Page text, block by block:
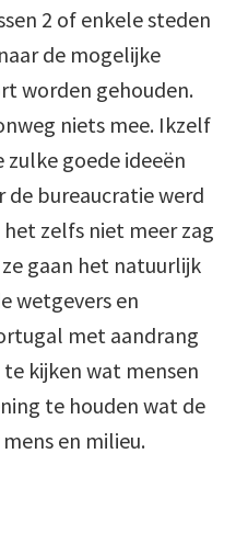
2 of enkele steden
de mogelijke
worden gehouden.
niets mee. Ikzelf
zulke goede ideeën
de bureaucratie werd
zelfs niet meer zag
gaan het natuurlijk
wetgevers en
met aandrang
kijken wat mensen
te houden wat de
en milieu.